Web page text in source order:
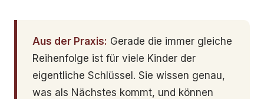
Aus der Praxis: Gerade die immer gleiche
Reihenfolge ist für viele Kinder der
eigentliche Schlüssel. Sie wissen genau,
was als Nächstes kommt, und können